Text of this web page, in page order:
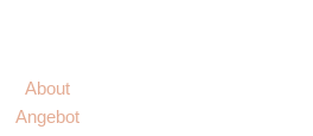
About
Angebot